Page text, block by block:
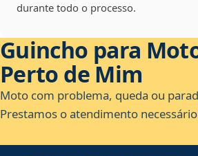
durante todo o processo.
Guincho para
Perto de Mim
Moto com problema, queda ou
Prestamos o atendimento